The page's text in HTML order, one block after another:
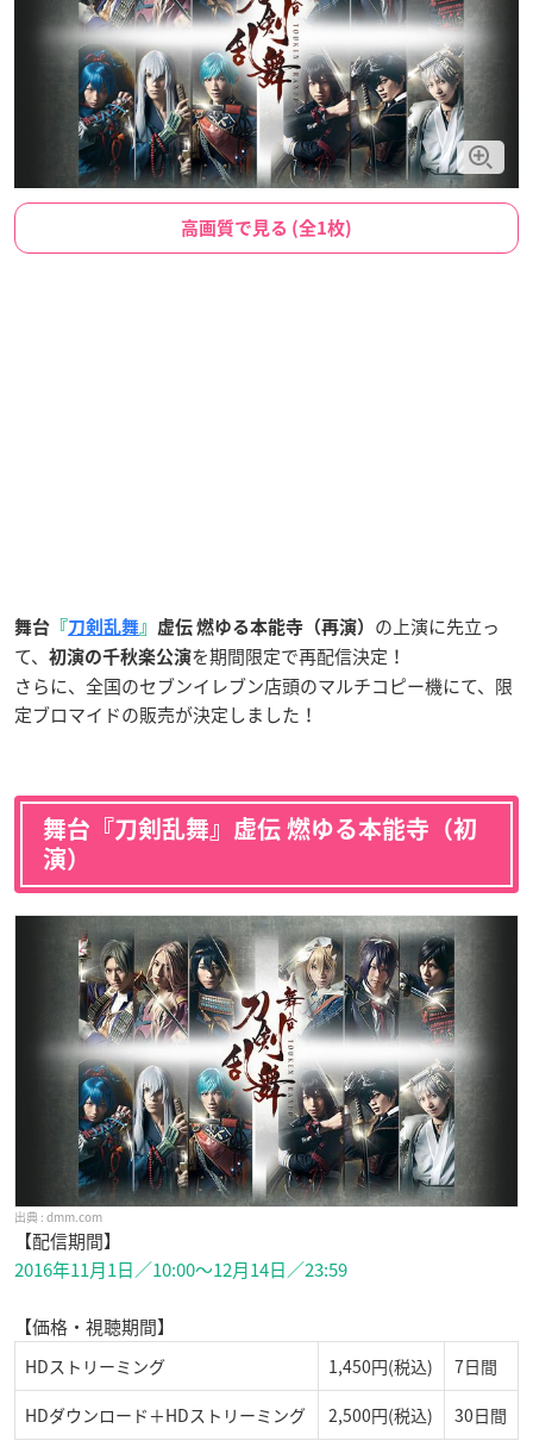
高画質で見る (全1枚)
舞台 『刀剣乱舞 』 虚伝 燃ゆる本能寺（再演） の上演に先立っ
て、
初演の千秋楽公演を期間限定で再配信決定！
さらに、全国のセブンイレブン店頭のマルチコピー機にて、限
定ブロマイドの販売が決定しました！
舞台『刀剣乱舞』虚伝 燃ゆる本能寺（初
演）
dmm.com
【配信期間】
2016年11月1日／10:00〜12月14日／23:59
【価格・視聴期間】
HDストリーミング 1,450円(税込) 7日間
HDダウンロード＋HDストリーミング 2,500円(税込) 30日間